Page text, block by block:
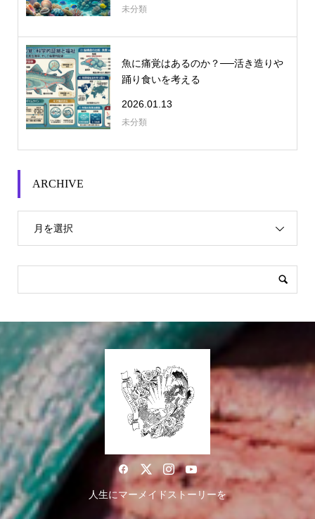
未分類
魚に痛覚はあるのか？──活き造りや
踊り食いを考える
2026.01.13
未分類
ARCHIVE
月を選択
人生にマーメイドストーリーを